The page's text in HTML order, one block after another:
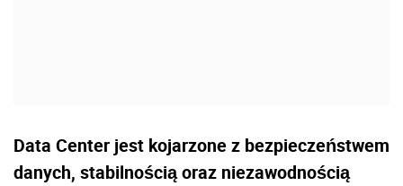
Data Center jest kojarzone z bezpieczeństwem
danych, stabilnością oraz niezawodnością